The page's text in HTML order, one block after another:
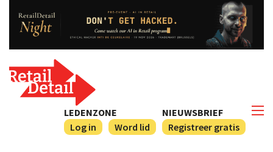
NIEUWSBRIEF
Registreer gratis
LEDENZONE
Log in
Word lid